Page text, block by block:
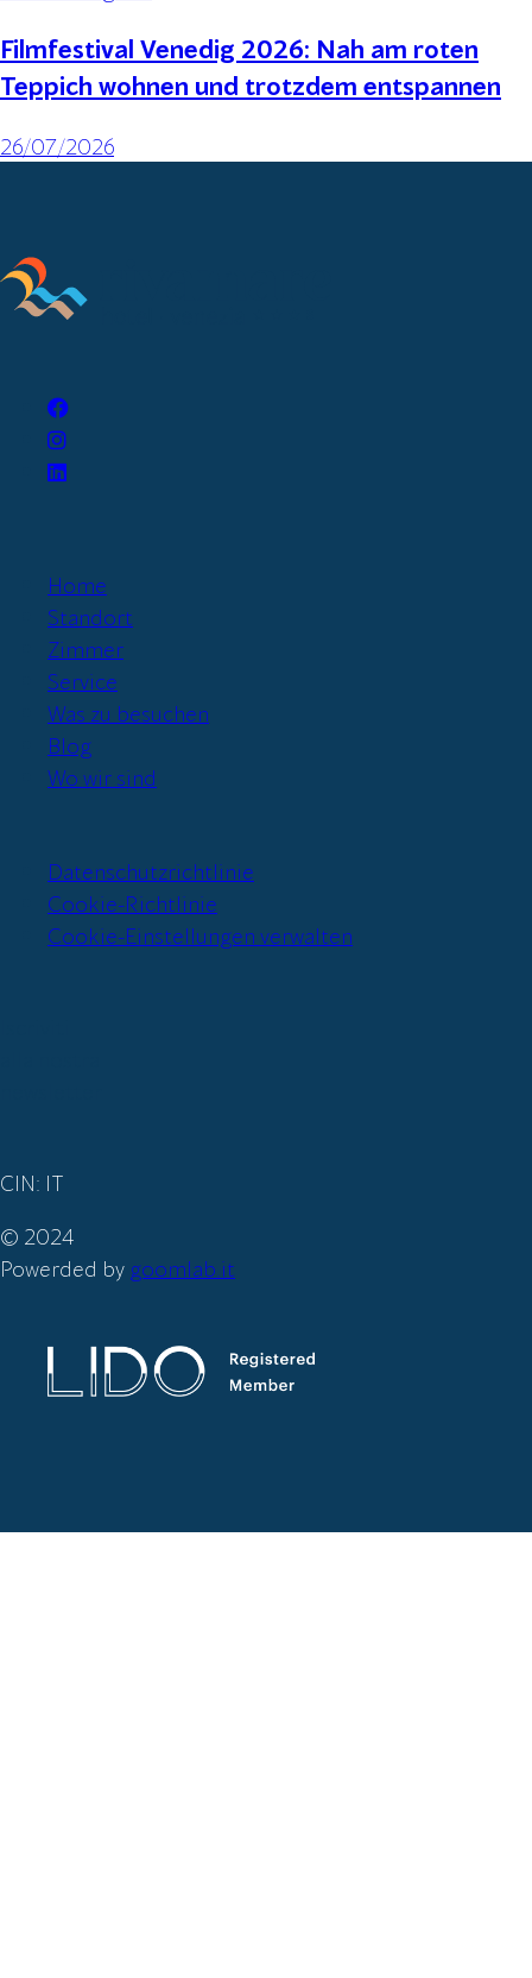
Filmfestival Venedig 2026: Nah am roten
Teppich wohnen und trotzdem entspannen
26/07/2026
Home
Standort
Zimmer
Service
Was zu besuchen
Blog
Wo wir sind
Datenschutzrichtlinie
Cookie-Richtlinie
Cookie-Einstellungen verwalten
CIN: IT
© 2024
Powerded by goomlab.it